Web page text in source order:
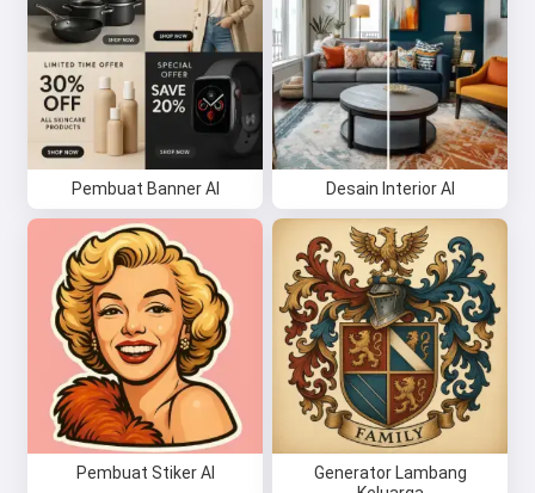
Pembuat Banner AI Desain Interior AI
Pembuat Stiker AI
Generator Lambang